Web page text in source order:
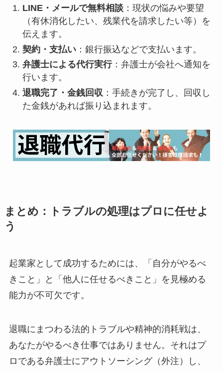
LINE・メールで無料相談：現状の悩みや要望
（有休消化したい、残業代を請求したい等）を
伝えます。
契約・支払い：銀行振込などで支払います。
弁護士による代行実行：弁護士が会社へ通知を
行います。
退職完了・金銭回収 ：手続きが完了し、回収し
た金銭があれば振り込まれます。
まとめ：トラブルの処理はプロに任せよ
う
起業家として成功するためには、「自分がやるべ
きこと」と「他人に任せるべきこと」を見極める
能力が不可欠です。
退職にまつわる法的トラブルや精神的消耗戦は、
あなたがやるべき仕事ではありません。それはプ
ロである弁護士にアウトソーシング（外注）し、